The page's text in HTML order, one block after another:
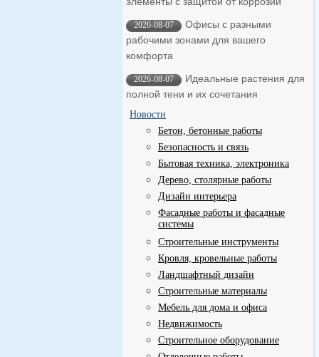
2026-08-07
Офисы с разными
рабочими зонами для вашего
комфорта
2026-08-07
Идеальные растения для
полной тени и их сочетания
Новости
Бетон, бетонные работы
Безопасность и связь
Бытовая техника, электроника
Дерево, столярные работы
Дизайн интерьера
Фасадные работы и фасадные
системы
Строительные инструменты
Кровля, кровельные работы
Ландшафтный дизайн
Строительные материалы
Мебель для дома и офиса
Недвижимость
Строительное оборудование